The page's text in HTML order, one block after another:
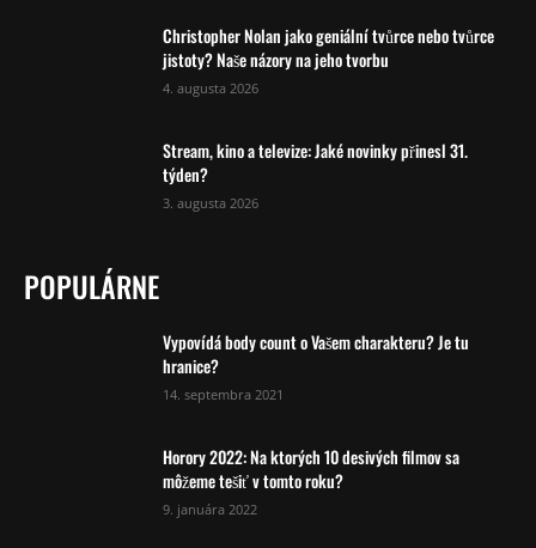
Christopher Nolan jako geniální tvůrce nebo tvůrce
jistoty? Naše názory na jeho tvorbu
4. augusta 2026
Stream, kino a televize: Jaké novinky přinesl 31.
týden?
3. augusta 2026
POPULÁRNE
Vypovídá body count o Vašem charakteru? Je tu
hranice?
14. septembra 2021
Horory 2022: Na ktorých 10 desivých filmov sa
môžeme tešiť v tomto roku?
9. januára 2022